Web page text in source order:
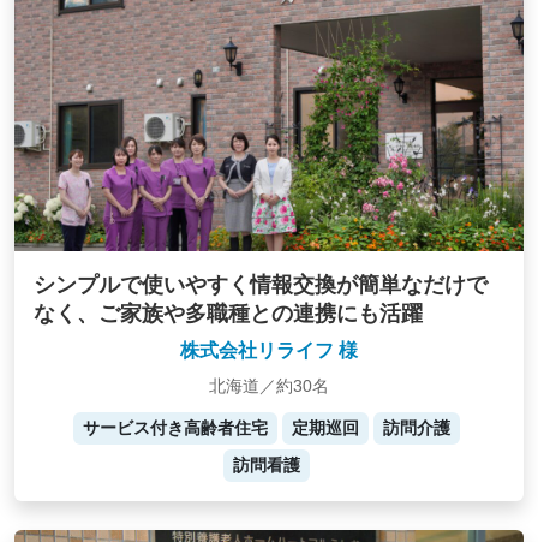
シンプルで使いやすく情報交換が簡単なだけで
なく、ご家族や多職種との連携にも活躍
株式会社リライフ 様
北海道／約30名
サービス付き高齢者住宅 定期巡回
訪問介護
訪問看護